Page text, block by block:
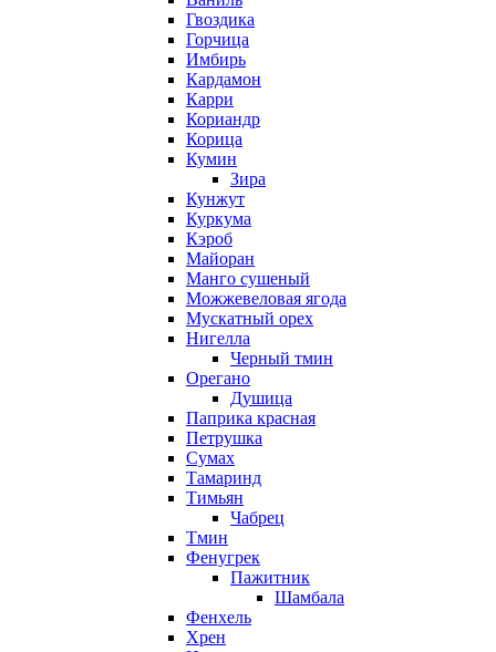
Гвоздика
Горчица
Имбирь
Кардамон
Карри
Кориандр
Корица
Кумин
Зира
Кунжут
Куркума
Кэроб
Майоран
Манго сушеный
Можжевеловая ягода
Мускатный орех
Нигелла
Черный тмин
Орегано
Душица
Паприка красная
Петрушка
Сумах
Тамаринд
Тимьян
Чабрец
Тмин
Фенугрек
Пажитник
Шамбала
Фенхель
Хрен